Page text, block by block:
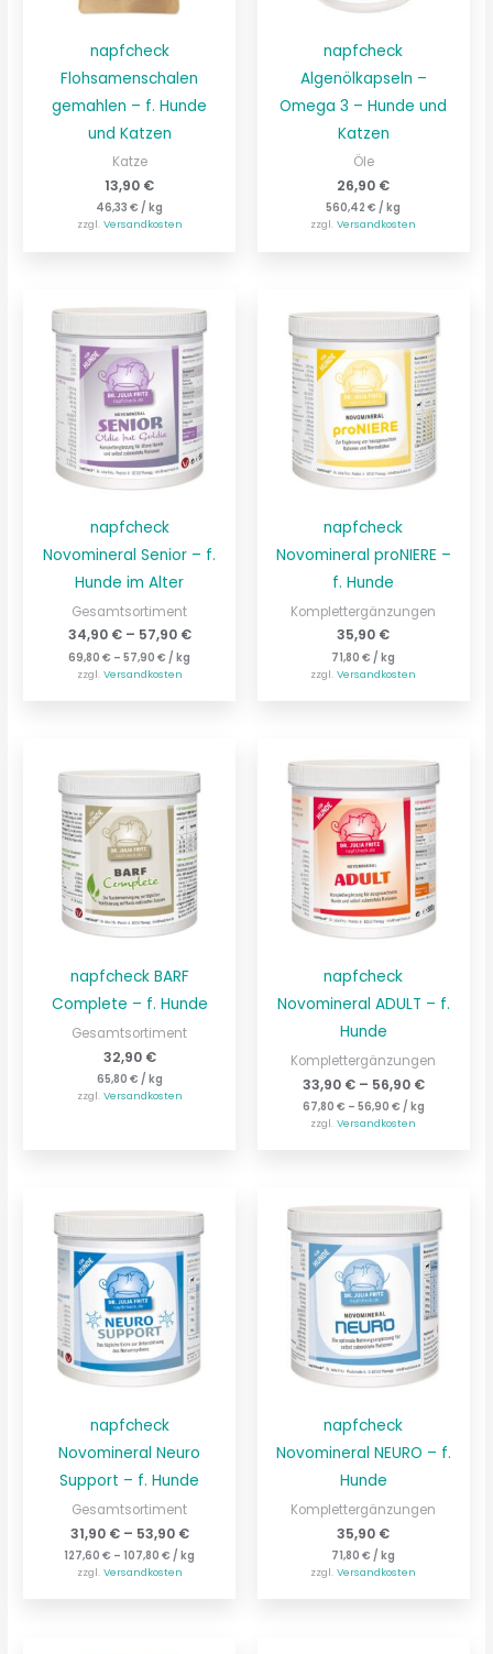
napfcheck
Flohsamenschalen
gemahlen – f. Hunde
und Katzen
Katze
13,90 €
46,33€ / kg
zzgl. Versandkosten
napfcheck
Algenölkapseln –
Omega 3 – Hunde und
Katzen
Öle
26,90 €
560,42€ / kg
zzgl.Versandkosten
napfcheck
Novomineral Senior – f.
Hunde im Alter
Gesamtsortiment
34,90 €– 57,90 €
69,80€ –57,90€ /kg
zzgl. Versandkosten
napfcheck
Novomineral proNIERE –
f. Hunde
Komplettergänzungen
35,90 €
71,80€ /kg
zzgl.Versandkosten
napfcheck BARF
Complete – f. Hunde
Gesamtsortiment
32,90 €
65,80 € / kg
zzgl. Versandkosten
napfcheck
Novomineral ADULT – f.
Hunde
Komplettergänzungen
33,90 €– 56,90 €
67,80 € – 56,90 € / kg
zzgl.Versandkosten
napfcheck
Novomineral Neuro
Support – f. Hunde
Gesamtsortiment
31,90 €– 53,90 €
127,60€ –107,80€ / kg
zzgl. Versandkosten
napfcheck
Novomineral NEURO – f.
Hunde
Komplettergänzungen
35,90 €
71,80€ / kg
zzgl.Versandkosten